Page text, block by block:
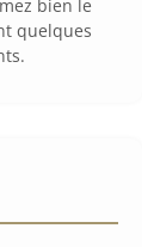
bien le
quelques